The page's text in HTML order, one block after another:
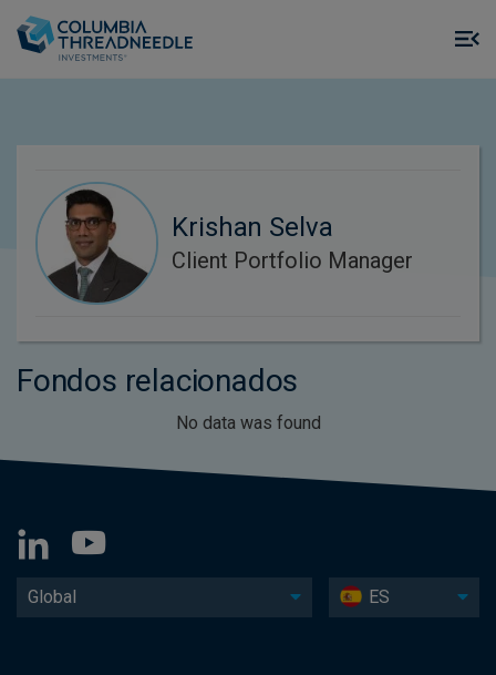
Krishan Selva
Client Portfolio Manager
Fondos relacionados
No data was found
Global ES